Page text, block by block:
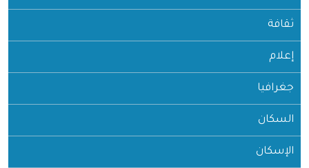
ثقافة
إعلام
جغرافيا
السكان
الإسكان